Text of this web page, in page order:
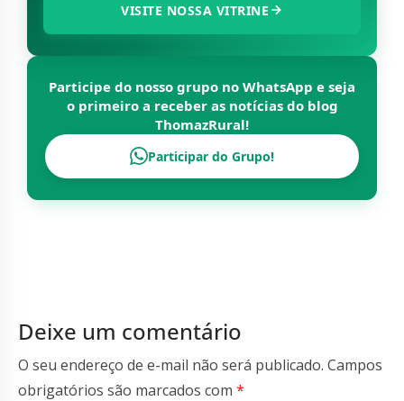
VISITE NOSSA VITRINE
Participe do nosso grupo no WhatsApp e seja
o primeiro a receber as notícias do blog
ThomazRural!
Participar do Grupo!
Deixe um comentário
O seu endereço de e-mail não será publicado. Campos
obrigatórios são marcados com *